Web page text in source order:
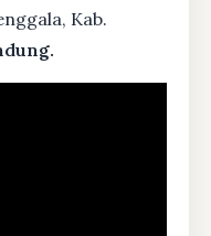
Kab.